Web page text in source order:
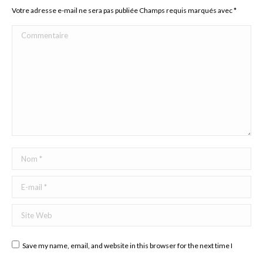
Votre adresse e-mail ne sera pas publiée Champs requis marqués avec*
Commentaire
Nom *
E-mail *
Site Web
Save my name, email, and website in this browser for the next time I